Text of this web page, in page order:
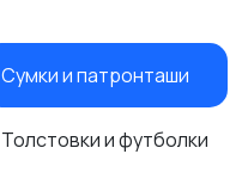
Сумки и патронташи
Толстовки и футболки